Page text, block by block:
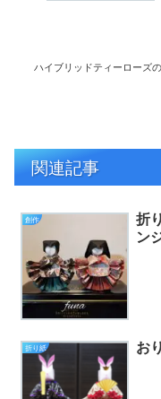
ハイブリッドティーローズ
関連記事
創作
折
ン
折り紙 お